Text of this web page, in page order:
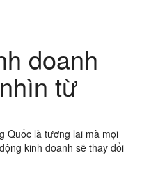
doanh
từ
Quốc là tương lai mà mọi
kinh doanh sẽ thay đổi